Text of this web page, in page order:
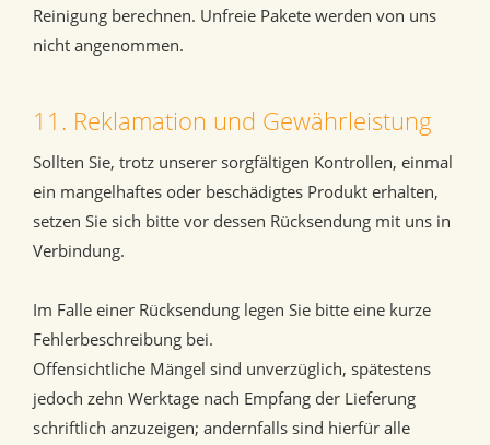
Reinigung berechnen. Unfreie Pakete werden von uns
nicht angenommen.
11. Reklamation und Gewährleistung
Sollten Sie, trotz unserer sorgfältigen Kontrollen, einmal
ein mangelhaftes oder beschädigtes Produkt erhalten,
setzen Sie sich bitte vor dessen Rücksendung mit uns in
Verbindung.
Im Falle einer Rücksendung legen Sie bitte eine kurze
Fehlerbeschreibung bei.
Offensichtliche Mängel sind unverzüglich, spätestens
jedoch zehn Werktage nach Empfang der Lieferung
schriftlich anzuzeigen; andernfalls sind hierfür alle